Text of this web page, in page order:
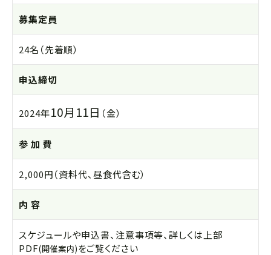
募集定員
24名（先着順）
申込締切
2024年10月11日 （金）
参 加 費
2,000円（資料代、昼食代含む）
内 容
スケジュールや申込書、注意事項等、詳しくは上部
PDF(開催案内)をご覧ください